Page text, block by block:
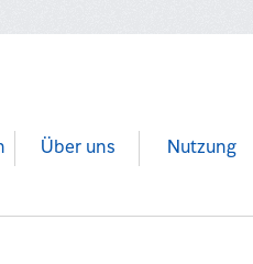
Über uns Nutzung